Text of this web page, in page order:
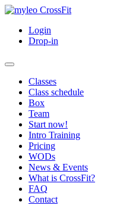
Login
Drop-in
Classes
Class schedule
Box
Team
Start now!
Intro Training
Pricing
WODs
News & Events
What is CrossFit?
FAQ
Contact